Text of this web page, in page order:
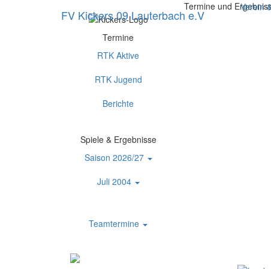
FV Kickers 09 Lauterbach e.V
Verein
Termine
RTK Aktive
RTK Jugend
Berichte
Spiele & Ergebnisse
Saison 2026/27
Juli 2004
Teamtermine
Termine und